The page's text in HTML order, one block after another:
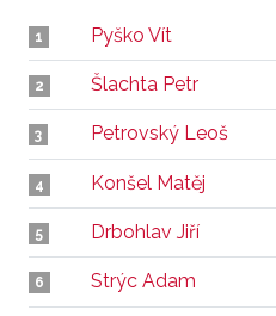
1 Pyško Vít
2 Šlachta Petr
3 Petrovský Leoš
4 Konšel Matěj
5 Drbohlav Jiří
6 Strýc Adam